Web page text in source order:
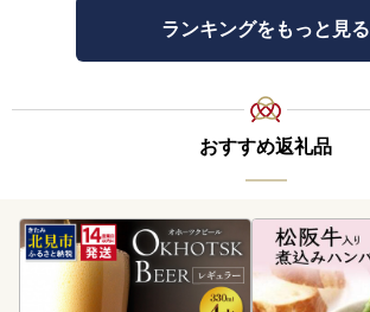
ランキングをもっと見る
おすすめ返礼品